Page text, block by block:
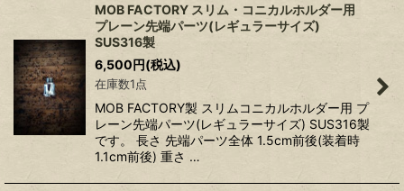
MOB FACTORY スリム・コニカルホルダー用
プレーン先端パーツ(レギュラーサイズ)
SUS316製
6,500円(税込)
在庫数1点
MOB FACTORY製 スリムコニカルホルダー用 プ
レーン先端パーツ(レギュラーサイズ) SUS316製
です。 長さ 先端パーツ全体 1.5cm前後(装着時
1.1cm前後) 重さ …